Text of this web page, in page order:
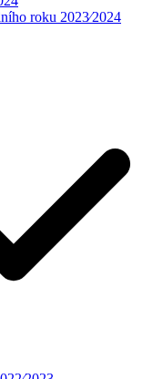
roku 2023⁄2024